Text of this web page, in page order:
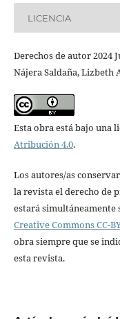
LICENCIA
Derechos de autor 2024
Nájera Saldaña, Lizbeth
Esta obra está bajo una
Atribución 4.0.
Los autores/as
la revista el derecho de
estará simultáneamente
Creative Commons CC-
obra siempre que se
esta revista.